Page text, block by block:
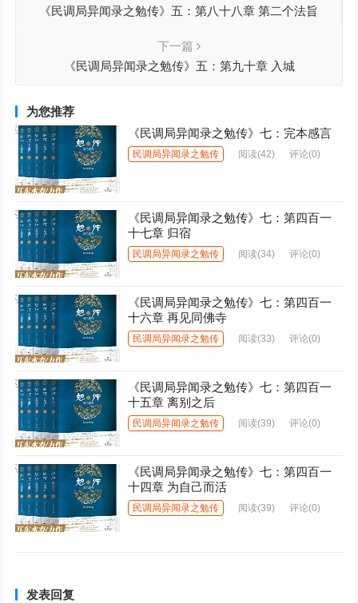
《民调局异闻录之勉传》五：第八十八章 第二个法旨
下一篇
《民调局异闻录之勉传》五：第九十章 入城
为您推荐
《民调局异闻录之勉传》七：完本感言
民调局异闻录之勉传 阅读(42) 评论(0)
《民调局异闻录之勉传》七：第四百一
十七章 归宿
民调局异闻录之勉传 阅读(34) 评论(0)
《民调局异闻录之勉传》七：第四百一
十六章 再见同佛寺
民调局异闻录之勉传 阅读(33) 评论(0)
《民调局异闻录之勉传》七：第四百一
十五章 离别之后
民调局异闻录之勉传 阅读(39) 评论(0)
《民调局异闻录之勉传》七：第四百一
十四章 为自己而活
民调局异闻录之勉传 阅读(39) 评论(0)
发表回复